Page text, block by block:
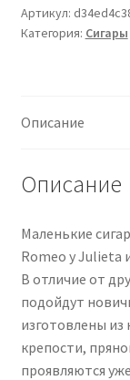
JULIETA
Mini
Артикул:
Категория: Сигары
Описание
Описание
Маленькие
Romeo y Julieta
В отличие от
подойдут
изготовлены из
крепости,
проявляются